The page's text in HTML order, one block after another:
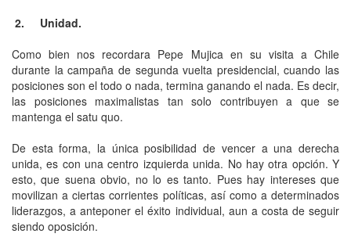
2. Unidad.
Como bien nos recordara Pepe Mujica en su visita a Chile
durante la campaña de segunda vuelta presidencial, cuando las
posiciones son el todo o nada, termina ganando el nada. Es decir,
las posiciones maximalistas tan solo contribuyen a que se
mantenga el satu quo.
De esta forma, la única posibilidad de vencer a una derecha
unida, es con una centro izquierda unida. No hay otra opción. Y
esto, que suena obvio, no lo es tanto. Pues hay intereses que
movilizan a ciertas corrientes políticas, así como a determinados
liderazgos, a anteponer el éxito individual, aun a costa de seguir
siendo oposición.